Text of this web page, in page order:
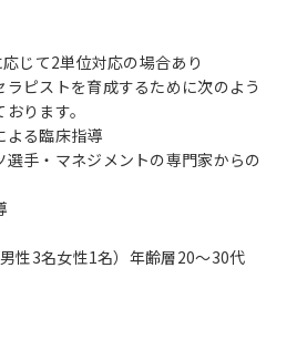
じて2単位対応の場合あり
ラピストを育成するために次のよう
ります。
る臨床指導
手・マネジメントの専門家からの
性3名女性1名）年齢層20～30代